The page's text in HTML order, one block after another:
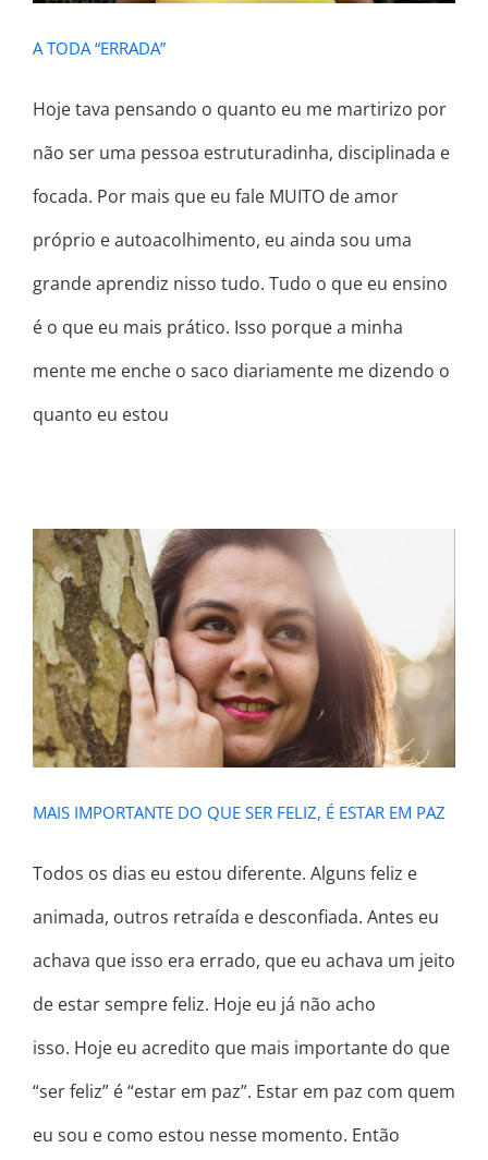
A TODA “ERRADA”
Hoje tava pensando o quanto eu me martirizo por
não ser uma pessoa estruturadinha, disciplinada e
focada. Por mais que eu fale MUITO de amor
próprio e autoacolhimento, eu ainda sou uma
grande aprendiz nisso tudo. Tudo o que eu ensino
é o que eu mais prático. Isso porque a minha
mente me enche o saco diariamente me dizendo o
quanto eu estou
MAIS IMPORTANTE DO QUE SER
FELIZ, É ESTAR EM PAZ
MAIS IMPORTANTE DO QUE SER FELIZ, É ESTAR EM PAZ
Todos os dias eu estou diferente. Alguns feliz e
animada, outros retraída e desconfiada. Antes eu
achava que isso era errado, que eu achava um jeito
de estar sempre feliz. Hoje eu já não acho
isso. Hoje eu acredito que mais importante do que
“ser feliz” é “estar em paz”. Estar em paz com quem
eu sou e como estou nesse momento. Então